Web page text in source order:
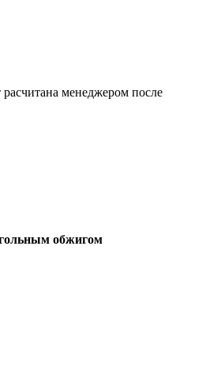
менеджером после
обжигом